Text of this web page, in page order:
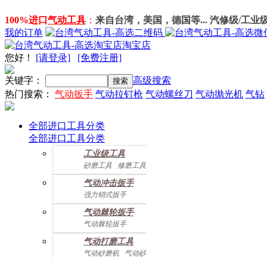
100%进口 气动工具 ： 来自台湾，美国，德国等... 汽修级/工业
我的订单
淘宝店
您好 ！ [请登录] [免费注册]
关键字：
高级搜索
热门搜索： 气动扳手 气动拉钉枪 气动螺丝刀 气动抛光机 气钻
全部进口工具分类
全部进口工具分类
工业级工具
砂磨工具
修磨工具
建筑工具 气动螺丝起子
气动配件
气动冲击扳手
强力销式扳手
双鎚打式扳手
双环锤打式扳手
强力冲击扳手
迷你冲击扳手
直角式冲击扭力扳手
气动棘轮扳手
气动棘轮扳手
迷你棘轮扳手
气动打磨工具
气动砂磨机
气动砂带机